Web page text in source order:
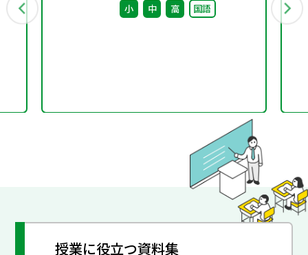
小 中 高 国語
授業に役立つ資料集